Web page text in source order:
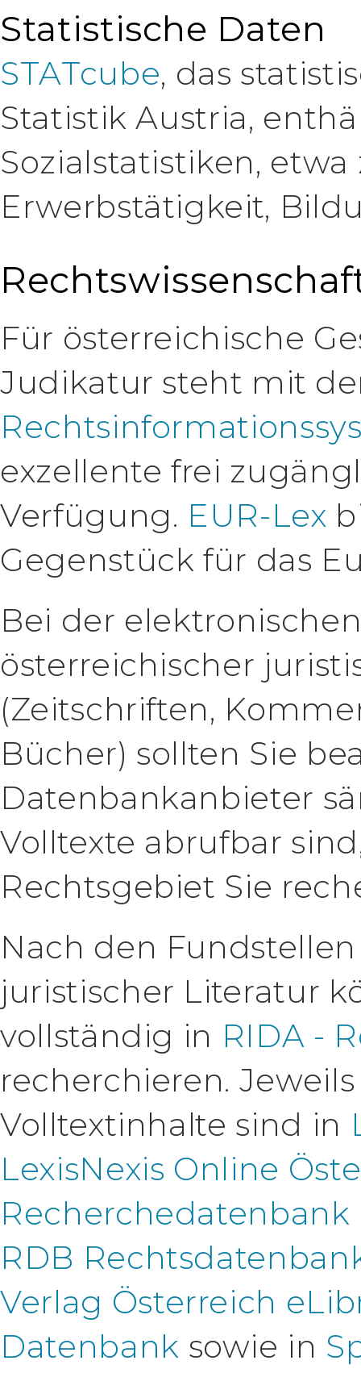
Statistische Daten
STATcube, das
Statistik Austria,
Sozialstatistiken,
Erwerbstätigkeit,
Für österreichische
Judikatur steht mit
exzellente frei
Verfügung. EUR-Lex
Gegenstück für das
Bei der
österreichischer
(Zeitschriften,
Bücher) sollten Sie
Datenbankanbieter
Volltexte abrufbar
Rechtsgebiet Sie
Nach den
juristischer Literatur
vollständig in RIDA -
recherchieren.
Volltextinhalte sind in
LexisNexis Online
RDB
Verlag Österreich
Datenbank sowie in